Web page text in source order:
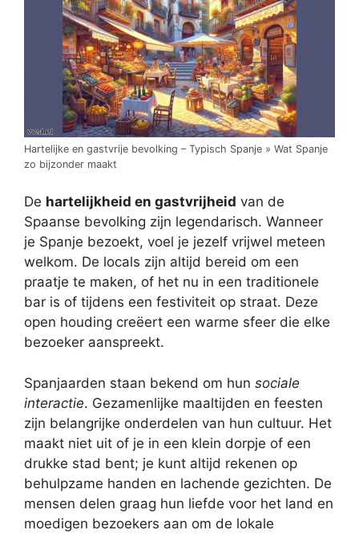
Hartelijke en gastvrije bevolking – Typisch Spanje » Wat Spanje
zo bijzonder maakt
De hartelijkheid en gastvrijheid van de
Spaanse bevolking zijn legendarisch. Wanneer
je Spanje bezoekt, voel je jezelf vrijwel meteen
welkom. De locals zijn altijd bereid om een
praatje te maken, of het nu in een traditionele
bar is of tijdens een festiviteit op straat. Deze
open houding creëert een warme sfeer die elke
bezoeker aanspreekt.
Spanjaarden staan bekend om hun sociale
interactie. Gezamenlijke maaltijden en feesten
zijn belangrijke onderdelen van hun cultuur. Het
maakt niet uit of je in een klein dorpje of een
drukke stad bent; je kunt altijd rekenen op
behulpzame handen en lachende gezichten. De
mensen delen graag hun liefde voor het land en
moedigen bezoekers aan om de lokale